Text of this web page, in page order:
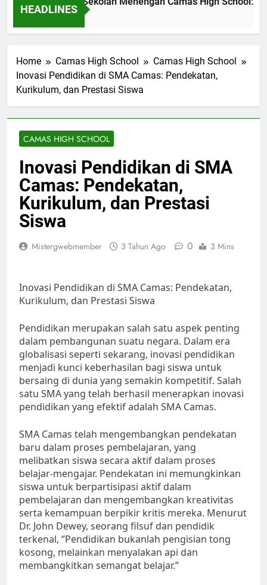
HEADLINES
Home Camas High School
Camas High School
Inovasi Pendidikan di SMA Camas: Pendekatan,
Kurikulum, dan Prestasi Siswa
CAMAS HIGH SCHOOL
Inovasi Pendidikan di SMA
Camas: Pendekatan,
Kurikulum, dan Prestasi
Siswa
Mistergwebmember 3 Tahun Ago 0 3 Mins
Inovasi Pendidikan di SMA Camas: Pendekatan,
Kurikulum, dan Prestasi Siswa
Pendidikan merupakan salah satu aspek penting
dalam pembangunan suatu negara. Dalam era
globalisasi seperti sekarang, inovasi pendidikan
menjadi kunci keberhasilan bagi siswa untuk
bersaing di dunia yang semakin kompetitif. Salah
satu SMA yang telah berhasil menerapkan inovasi
pendidikan yang efektif adalah SMA Camas.
SMA Camas telah mengembangkan pendekatan
baru dalam proses pembelajaran, yang
melibatkan siswa secara aktif dalam proses
belajar-mengajar. Pendekatan ini memungkinkan
siswa untuk berpartisipasi aktif dalam
pembelajaran dan mengembangkan kreativitas
serta kemampuan berpikir kritis mereka. Menurut
Dr. John Dewey, seorang filsuf dan pendidik
terkenal, “Pendidikan bukanlah pengisian tong
kosong, melainkan menyalakan api dan
membangkitkan semangat belajar.”